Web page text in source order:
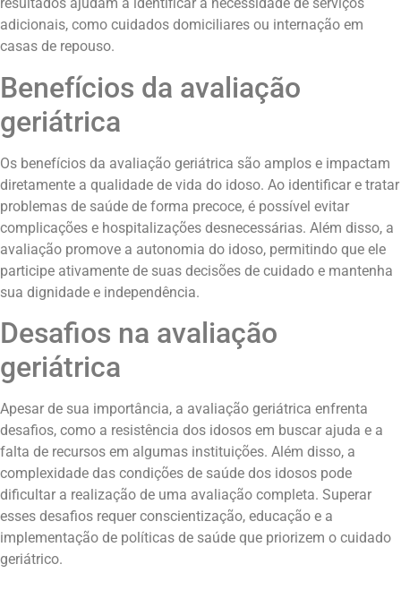
resultados ajudam a identificar a necessidade de serviços
adicionais, como cuidados domiciliares ou internação em
casas de repouso.
Benefícios da avaliação
geriátrica
Os benefícios da avaliação geriátrica são amplos e impactam
diretamente a qualidade de vida do idoso. Ao identificar e tratar
problemas de saúde de forma precoce, é possível evitar
complicações e hospitalizações desnecessárias. Além disso, a
avaliação promove a autonomia do idoso, permitindo que ele
participe ativamente de suas decisões de cuidado e mantenha
sua dignidade e independência.
Desafios na avaliação
geriátrica
Apesar de sua importância, a avaliação geriátrica enfrenta
desafios, como a resistência dos idosos em buscar ajuda e a
falta de recursos em algumas instituições. Além disso, a
complexidade das condições de saúde dos idosos pode
dificultar a realização de uma avaliação completa. Superar
esses desafios requer conscientização, educação e a
implementação de políticas de saúde que priorizem o cuidado
geriátrico.